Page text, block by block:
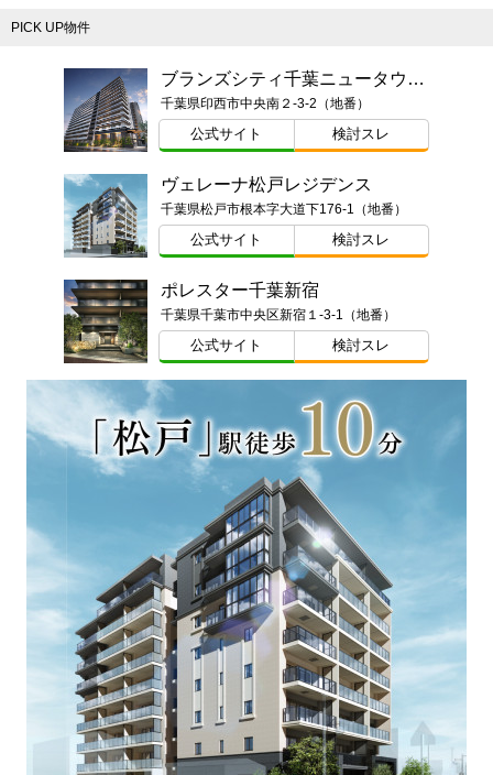
PICK UP物件
ブランズシティ千葉ニュータウン中央
千葉県印西市中央南２-3-2（地番）
公式サイト 検討スレ
ヴェレーナ松戸レジデンス
千葉県松戸市根本字大道下176-1（地番）
公式サイト 検討スレ
ポレスター千葉新宿
千葉県千葉市中央区新宿１-3-1（地番）
公式サイト 検討スレ